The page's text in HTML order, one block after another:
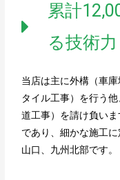
累計
る技術力
当店は主に外構（車
タイル工事）を行う
道工事）を請け負い
であり、細かな施工
山口、九州北部です。